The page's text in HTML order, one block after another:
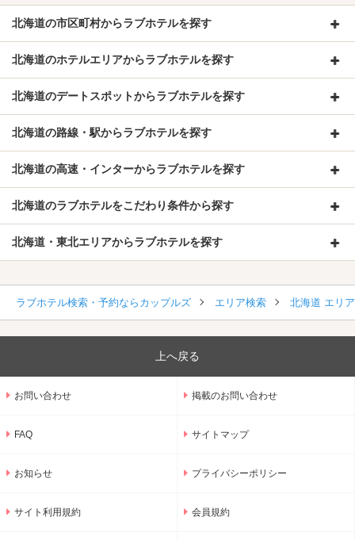
北海道の市区町村からラブホテルを探す
北海道のホテルエリアからラブホテルを探す
北海道のデートスポットからラブホテルを探す
北海道の路線・駅からラブホテルを探す
北海道の高速・インターからラブホテルを探す
北海道のラブホテルをこだわり条件から探す
北海道・東北エリアからラブホテルを探す
ラブホテル検索・予約ならカップルズ エリア検索 北海道 エリ
上へ戻る
お問い合わせ 掲載のお問い合わせ
FAQ サイトマップ
お知らせ プライバシーポリシー
サイト利用規約 会員規約